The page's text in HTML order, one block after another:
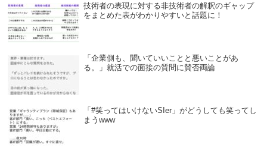
技術者の表現に対する非技術者の解釈のギャップ
をまとめた表がわかりやすいと話題に！
「企業側も、聞いていいことと悪いことがあ
る。」就活での面接の質問に賛否両論
「#笑ってはいけないSIer」がどうしても笑ってし
まうwww